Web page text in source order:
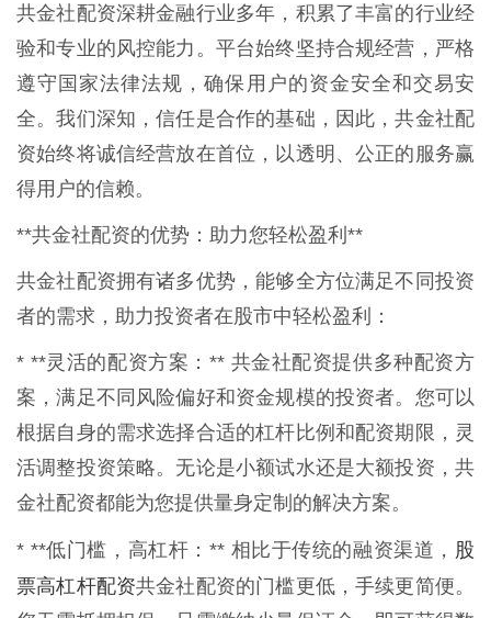
共金社配资深耕金融行业多年，积累了丰富的行业经
验和专业的风控能力。平台始终坚持合规经营，严格
遵守国家法律法规，确保用户的资金安全和交易安
全。我们深知，信任是合作的基础，因此，共金社配
资始终将诚信经营放在首位，以透明、公正的服务赢
得用户的信赖。
**共金社配资的优势：助力您轻松盈利**
共金社配资拥有诸多优势，能够全方位满足不同投资
者的需求，助力投资者在股市中轻松盈利：
* **灵活的配资方案：** 共金社配资提供多种配资方
案，满足不同风险偏好和资金规模的投资者。您可以
根据自身的需求选择合适的杠杆比例和配资期限，灵
活调整投资策略。无论是小额试水还是大额投资，共
金社配资都能为您提供量身定制的解决方案。
* **低门槛，高杠杆：** 相比于传统的融资渠道， 股
票高杠杆配资共金社配资的门槛更低，手续更简便。